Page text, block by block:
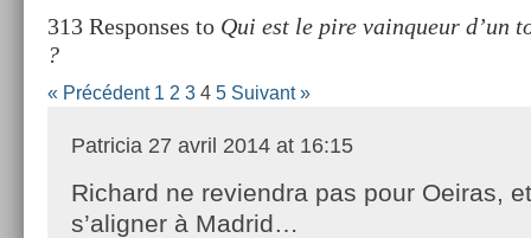
313 Responses to Qui est le pire vainqueur d’un
?
« Précédent 1 2 3 4 5 Suivant »
Patricia 27 avril 2014 at 16:15
Richard ne reviendra pas pour Oeiras,
s’aligner à Madrid…